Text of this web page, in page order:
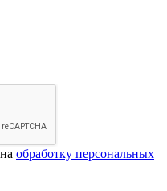
обработку персональных